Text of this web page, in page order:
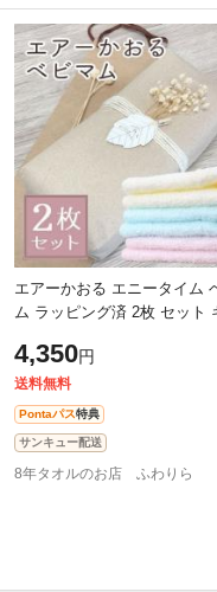
エアーかおる エニータイム ベビマ
ム ラッピング済 2枚 セット
4,350円
送料無料
Pontaパス特典
サンキュー配送
8年タオルのお店 ふわりら